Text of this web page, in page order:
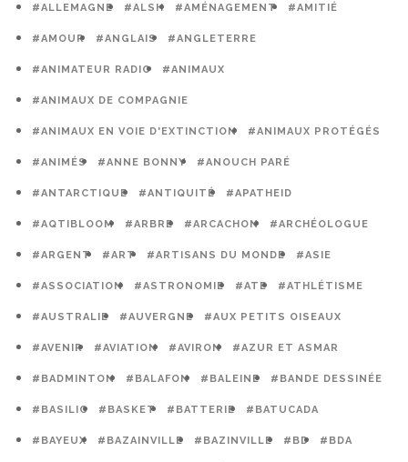
#ALLEMAGNE #ALSH #AMÉNAGEMENT #AMITIÉ
#AMOUR #ANGLAIS #ANGLETERRE
#ANIMATEUR RADIO #ANIMAUX
#ANIMAUX DE COMPAGNIE
#ANIMAUX EN VOIE D'EXTINCTION #ANIMAUX PROTÉGÉS
#ANIMÉS #ANNE BONNY #ANOUCH PARÉ
#ANTARCTIQUE #ANTIQUITÉ #APATHEID
#AQTIBLOOM #ARBRE #ARCACHON #ARCHÉOLOGUE
#ARGENT #ART #ARTISANS DU MONDE #ASIE
#ASSOCIATION #ASTRONOMIE #ATE #ATHLÉTISME
#AUSTRALIE #AUVERGNE #AUX PETITS OISEAUX
#AVENIR #AVIATION #AVIRON #AZUR ET ASMAR
#BADMINTON #BALAFON #BALEINE #BANDE DESSINÉE
#BASILIC #BASKET #BATTERIE #BATUCADA
#BAYEUX #BAZAINVILLE #BAZINVILLE #BD #BDA